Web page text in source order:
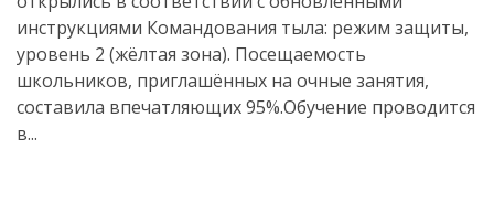
инструкциями Командования тыла: режим защиты,
уровень 2 (жёлтая зона). Посещаемость
школьников, приглашённых на очные занятия,
составила впечатляющих 95%.Обучение проводится
в...